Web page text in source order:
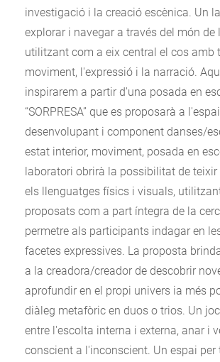
investigació i la creació escènica. Un
explorar i navegar a través del món de
utilitzant com a eix central el cos amb
moviment, l'expressió i la narració.
inspirarem a partir d'una posada en
“SORPRESA” que es proposarà a
desenvolupant i component danses/
estat interior, moviment, posada en
laboratori obrirà la possibilitat de teixir
els llenguatges físics i visuals,
proposats com a part íntegra de la
permetre als participants indagar en
facetes expressives. La proposta
a la creadora/creador de descobrir
aprofundir en el propi univers ia més
diàleg metafòric en duos o trios. Un
entre l'escolta interna i externa, anar i
conscient a l'inconscient. Un espai per